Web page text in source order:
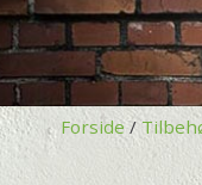
Forside/